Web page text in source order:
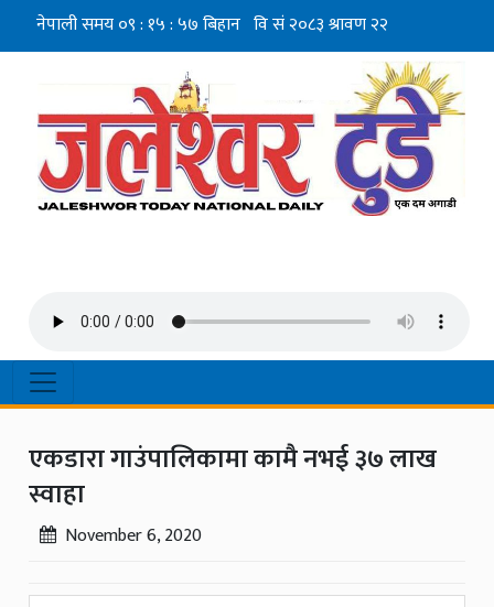
एकडारा गाउंपालिकामा कामै नभई ३७ लाख
स्वाहा
November 6, 2020